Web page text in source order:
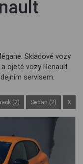
Skladové vozy
ojeté vozy Renault
servisem.
(2) Sedan (2) X